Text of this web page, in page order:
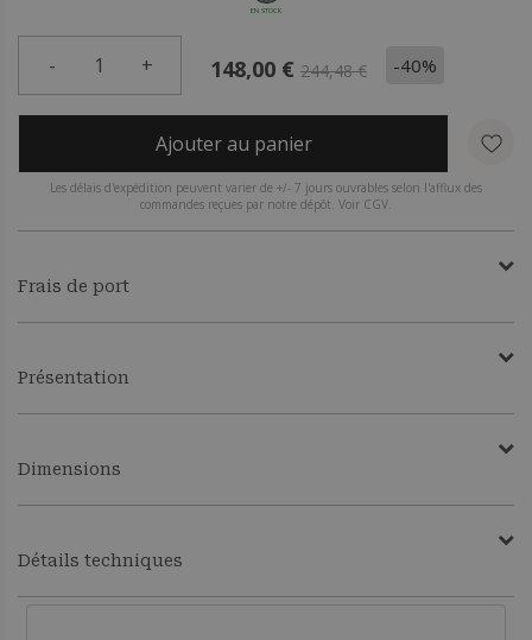
EN STOCK
- 1 + 148,00 € 244,48 € -40%
Ajouter au panier
Les délais d'expédition peuvent varier de +/- 7 jours ouvrables selon l'afflux des
commandes reçues par notre dépôt. Voir CGV.
Frais de port
Présentation
Dimensions
Détails techniques